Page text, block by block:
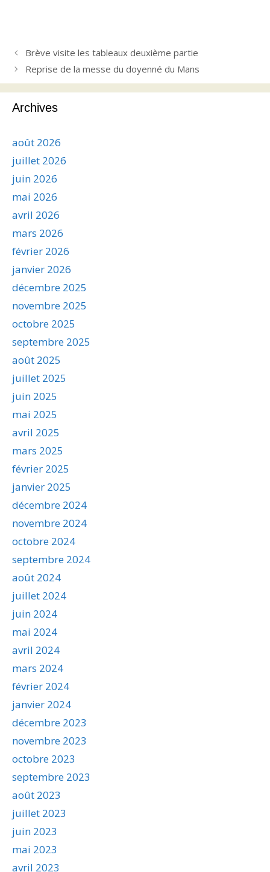
Brève visite les tableaux deuxième partie
Reprise de la messe du doyenné du Mans
Archives
août 2026
juillet 2026
juin 2026
mai 2026
avril 2026
mars 2026
février 2026
janvier 2026
décembre 2025
novembre 2025
octobre 2025
septembre 2025
août 2025
juillet 2025
juin 2025
mai 2025
avril 2025
mars 2025
février 2025
janvier 2025
décembre 2024
novembre 2024
octobre 2024
septembre 2024
août 2024
juillet 2024
juin 2024
mai 2024
avril 2024
mars 2024
février 2024
janvier 2024
décembre 2023
novembre 2023
octobre 2023
septembre 2023
août 2023
juillet 2023
juin 2023
mai 2023
avril 2023